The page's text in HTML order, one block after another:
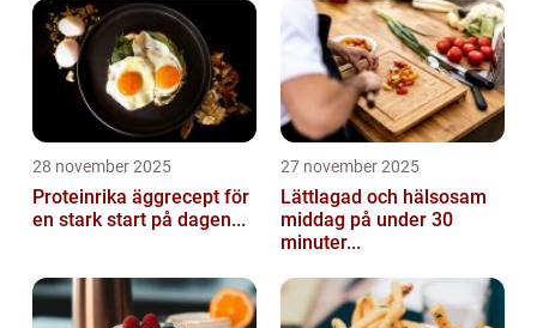
28 november 2025
Proteinrika äggrecept för
en stark start på dagen...
27 november 2025
Lättlagad och hälsosam
middag på under 30
minuter...